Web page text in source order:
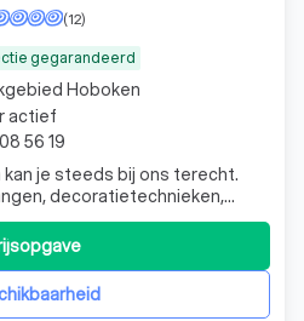
gegarandeerd
(12)
je steeds bij ons terecht.
decoratietechnieken,
schrijnwerk en
reviews.
Hoboken
actief
56 19